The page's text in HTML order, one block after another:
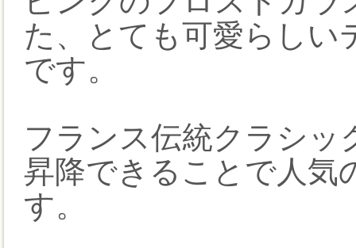
た、とても可愛らしい
です。
フランス伝統クラシッ
昇降できることで人気
す。